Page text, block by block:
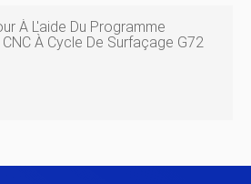
À L'aide Du Programme
À Cycle De Surfaçage G72